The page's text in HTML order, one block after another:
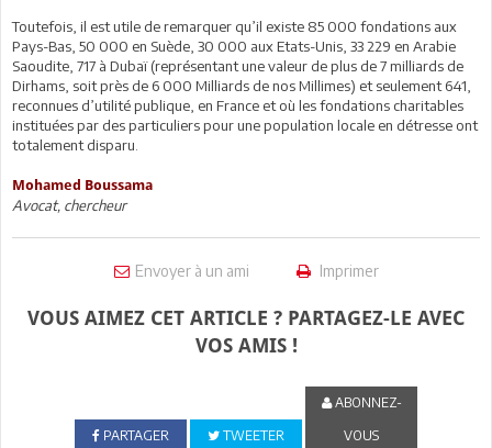
Toutefois, il est utile de remarquer qu’il existe 85 000 fondations aux
Pays-Bas, 50 000 en Suède, 30 000 aux Etats-Unis, 33 229 en Arabie
Saoudite, 717 à Dubaï (représentant une valeur de plus de 7 milliards de
Dirhams, soit près de 6 000 Milliards de nos Millimes) et seulement 641,
reconnues d’utilité publique, en France et où les fondations charitables
instituées par des particuliers pour une population locale en détresse ont
totalement disparu.
Mohamed Boussama
Avocat, chercheur
Envoyer à un ami Imprimer
VOUS AIMEZ CET ARTICLE ? PARTAGEZ-LE AVEC
VOS AMIS !
PARTAGER TWEETER
ABONNEZ-
VOUS